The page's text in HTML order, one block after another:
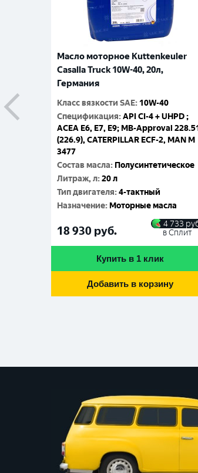
Масло моторное Kuttenkeuler
Casalla Truck 10W-40, 20л,
Германия
Класс вязкости SAE: 10W-40
Спецификация:API CI-4 + UHPD ;
ACEA E6, E7, E9; MB-Approval
(226.9), CATERPILLAR ECF-2, MAN M
3477
Состав масла: Полусинтетическое
Литраж, л:20 л
Тип двигателя:4-тактный
Назначение: Моторные масла
18 930 руб.
4 733
в Сплит
Купить в 1 клик
Добавить в корзину